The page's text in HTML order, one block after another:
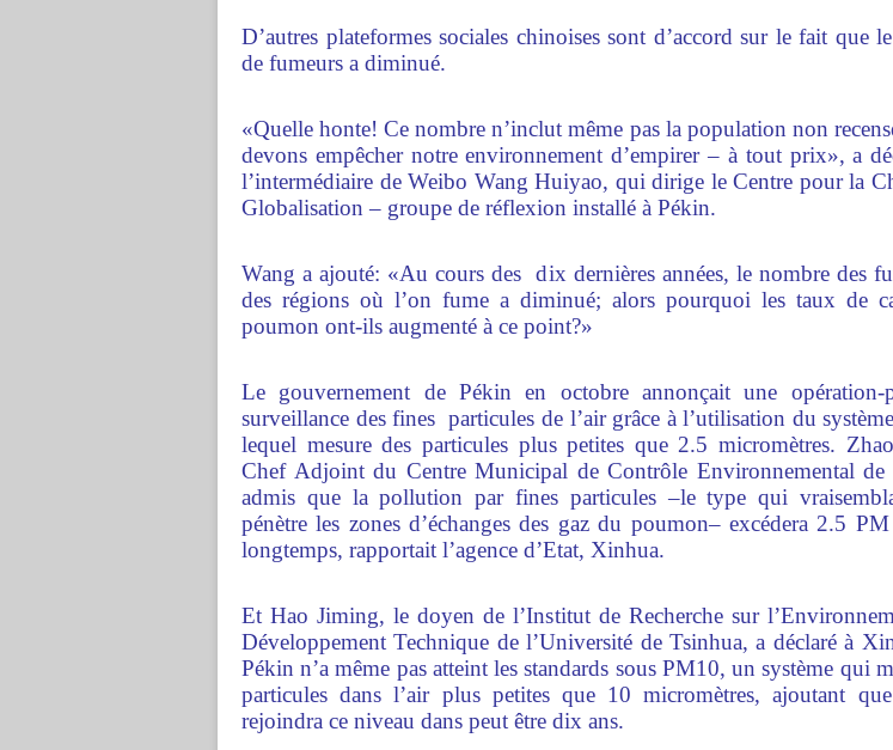
D’autres plateformes sociales chinoises sont d’accord sur le fait que
de fumeurs a diminué.
«Quelle honte! Ce nombre n’inclut même pas la population non
devons empêcher notre environnement d’empirer – à tout prix», a
l’intermédiaire de Weibo Wang Huiyao, qui dirige le Centre pour la
Globalisation – groupe de réflexion installé à Pékin.
Wang a ajouté: «Au cours des dix dernières années, le nombre des
des régions où l’on fume a diminué; alors pourquoi les taux de
poumon ont-ils augmenté à ce point?»
Le gouvernement de Pékin en octobre annonçait une opération-
surveillance des fines particules de l’air grâce à l’utilisation du
lequel mesure des particules plus petites que 2.5 micromètres.
Chef Adjoint du Centre Municipal de Contrôle Environnemental de
admis que la pollution par fines particules –le type qui
pénètre les zones d’échanges des gaz du poumon– excédera 2.5
longtemps, rapportait l’agence d’Etat, Xinhua.
Et Hao Jiming, le doyen de l’Institut de Recherche sur
Développement Technique de l’Université de Tsinhua, a déclaré à
Pékin n’a même pas atteint les standards sous PM10, un système qui
particules dans l’air plus petites que 10 micromètres, ajoutant
rejoindra ce niveau dans peut être dix ans.